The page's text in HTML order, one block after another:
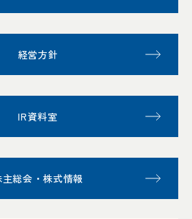
経営方針
IR資料室
主総会・株式情報